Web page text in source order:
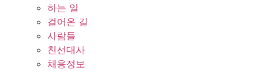
하는 일
걸어온 길
사람들
친선대사
채용정보